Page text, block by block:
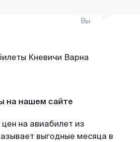
Вы
на нашем сайте
на авиабилет из
выгодные месяца в